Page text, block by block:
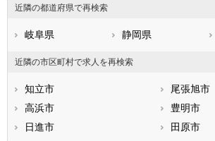
近隣の都道府県で再検索
岐阜県 静岡県
近隣の市区町村で求人を再検索
知立市
尾張旭市
高浜市
豊明市
日進市
田原市